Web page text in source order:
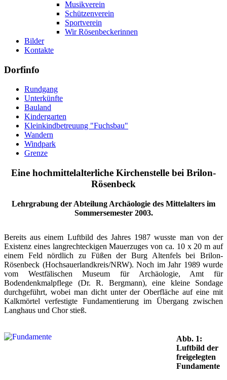
Musikverein
Schützenverein
Sportverein
Wir Rösenbeckerinnen
Bilder
Kontakte
Dorfinfo
Rundgang
Unterkünfte
Bauland
Kindergarten
Kleinkindbetreuung "Fuchsbau"
Wandern
Windpark
Grenze
Eine hochmittelalterliche Kirchenstelle bei Brilon-
Rösenbeck
Lehrgrabung der Abteilung Archäologie des Mittelalters im
Sommersemester 2003.
Bereits aus einem Luftbild des Jahres 1987 wusste man von der
Existenz eines langrechteckigen Mauerzuges von ca. 10 x 20 m auf
einem Feld nördlich zu Füßen der Burg Altenfels bei Brilon-
Rösenbeck (Hochsauerlandkreis/NRW). Noch im Jahr 1989 wurde
vom Westfälischen Museum für Archäologie, Amt für
Bodendenkmalpflege (Dr. R. Bergmann), eine kleine Sondage
durchgeführt, wobei man dicht unter der Oberfläche auf eine mit
Kalkmörtel verfestigte Fundamentierung im Übergang zwischen
Langhaus und Chor stieß.
Abb. 1:
Luftbild der
freigelegten
Fundamente